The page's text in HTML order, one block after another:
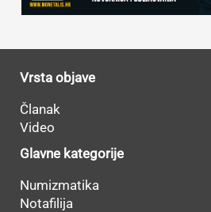
Vrsta objave
Članak
Video
Glavne kategorije
Numizmatika
Notafilija